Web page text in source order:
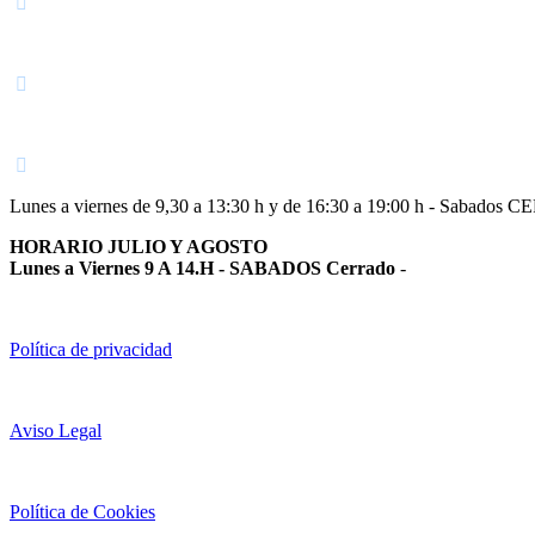
Lunes a viernes de 9,30 a 13:30 h y de 16:30 a 19:00 h - Sabados
HORARIO JULIO Y AGOSTO
Lunes a Viernes 9 A 14.H - SABADOS Cerrado -
Política de privacidad
Aviso Legal
Política de Cookies